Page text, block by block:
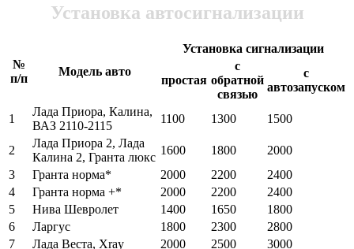
Установка автосигнализации
№
п/п
Модель авто
Установка сигнализации
простая
с
обратной
связью
с
автозапуском
1
Лада Приора, Калина,
ВАЗ 2110-2115
1100 1300 1500
2
Лада Приора 2, Лада
Калина 2, Гранта люкс
1600 1800
2000
3
Гранта норма* 2000 2200
2400
4
Гранта норма +* 2000 2200
2400
5
Нива Шевролет 1400 1650
1800
6
Ларгус 1800 2300
2800
7
Лада Веста, Xray 2000 2500
3000